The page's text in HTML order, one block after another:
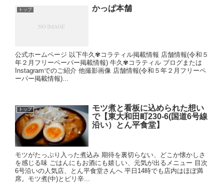
トップ かっぱ本舗
公式ホームページ 以下牛久✾コラティル掲載情報 店舗情報(令和５
年２月フリーペーパー掲載情報) 牛久✾コラティル ブログまたは
Instagramでのご紹介 他撮影画像 店舗情報(令和５年２月フリーペ
ーパー掲載情報)...
トップ
モツ煮と看板に込められた想い
で【東大和田町230-6(国道6号線
沿い）とん平食堂】
モツがたっぷり入った煮込み 期待を裏切らない、どこか懐かしさ
を感じる味 ごはんにもお酒にも嬉しい、元気が出るメニュー 目次
6号沿いの人気店、とん平食堂さんへ 平日14時でも店内はほぼ満
席。モツ煮(中)とピリ辛...